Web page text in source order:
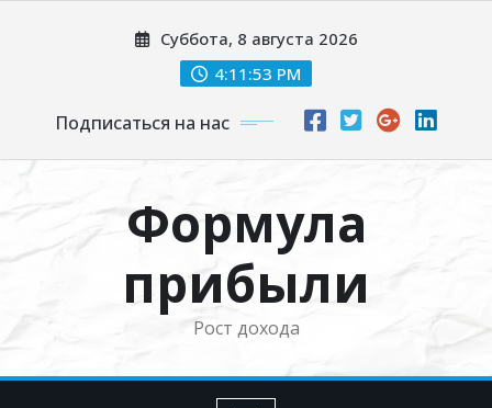
Суббота, 8 августа 2026
4:11:54 PM
Подписаться на нас
Формула
прибыли
Рост дохода